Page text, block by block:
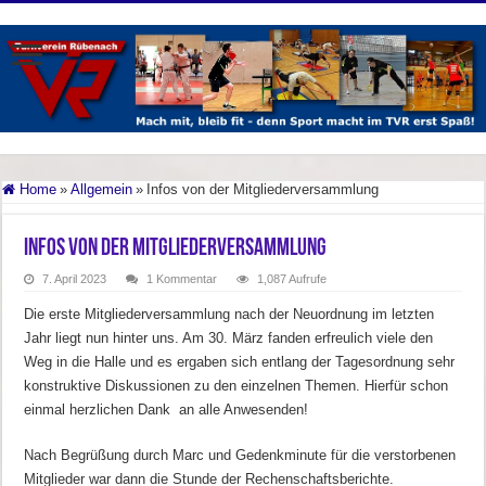
Home » Allgemein » Infos von der Mitgliederversammlung
Infos von der Mitgliederversammlung
7. April 2023 1 Kommentar 1,087 Aufrufe
Die erste Mitgliederversammlung nach der Neuordnung im letzten
Jahr liegt nun hinter uns. Am 30. März fanden erfreulich viele den
Weg in die Halle und es ergaben sich entlang der Tagesordnung sehr
konstruktive Diskussionen zu den einzelnen Themen. Hierfür schon
einmal herzlichen Dank an alle Anwesenden!
Nach Begrüßung durch Marc und Gedenkminute für die verstorbenen
Mitglieder war dann die Stunde der Rechenschaftsberichte.